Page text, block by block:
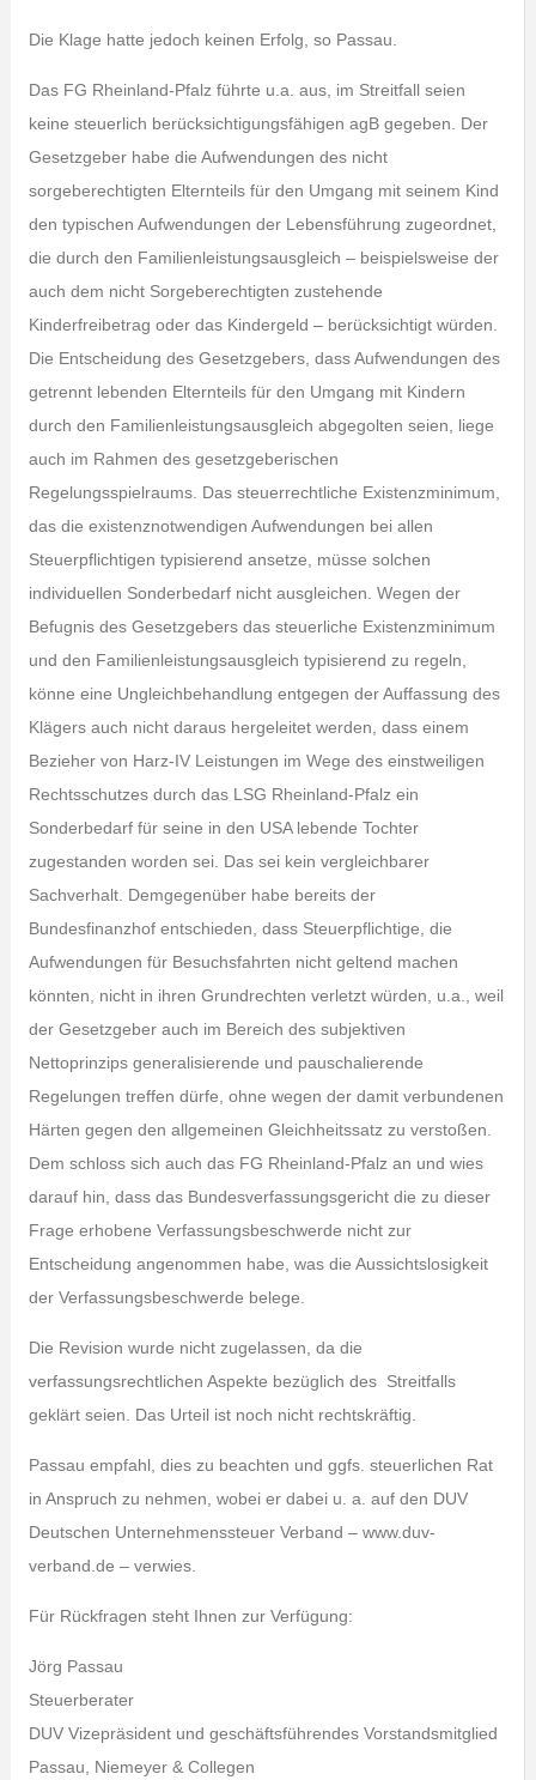
Die Klage hatte jedoch keinen Erfolg, so Passau.
Das FG Rheinland-Pfalz führte u.a. aus, im Streitfall seien
keine steuerlich berücksichtigungsfähigen agB gegeben. Der
Gesetzgeber habe die Aufwendungen des nicht
sorgeberechtigten Elternteils für den Umgang mit seinem Kind
den typischen Aufwendungen der Lebensführung zugeordnet,
die durch den Familienleistungsausgleich – beispielsweise der
auch dem nicht Sorgeberechtigten zustehende
Kinderfreibetrag oder das Kindergeld – berücksichtigt würden.
Die Entscheidung des Gesetzgebers, dass Aufwendungen des
getrennt lebenden Elternteils für den Umgang mit Kindern
durch den Familienleistungsausgleich abgegolten seien, liege
auch im Rahmen des gesetzgeberischen
Regelungsspielraums. Das steuerrechtliche Existenzminimum,
das die existenznotwendigen Aufwendungen bei allen
Steuerpflichtigen typisierend ansetze, müsse solchen
individuellen Sonderbedarf nicht ausgleichen. Wegen der
Befugnis des Gesetzgebers das steuerliche Existenzminimum
und den Familienleistungsausgleich typisierend zu regeln,
könne eine Ungleichbehandlung entgegen der Auffassung des
Klägers auch nicht daraus hergeleitet werden, dass einem
Bezieher von Harz-IV Leistungen im Wege des einstweiligen
Rechtsschutzes durch das LSG Rheinland-Pfalz ein
Sonderbedarf für seine in den USA lebende Tochter
zugestanden worden sei. Das sei kein vergleichbarer
Sachverhalt. Demgegenüber habe bereits der
Bundesfinanzhof entschieden, dass Steuerpflichtige, die
Aufwendungen für Besuchsfahrten nicht geltend machen
könnten, nicht in ihren Grundrechten verletzt würden, u.a., weil
der Gesetzgeber auch im Bereich des subjektiven
Nettoprinzips generalisierende und pauschalierende
Regelungen treffen dürfe, ohne wegen der damit verbundenen
Härten gegen den allgemeinen Gleichheitssatz zu verstoßen.
Dem schloss sich auch das FG Rheinland-Pfalz an und wies
darauf hin, dass das Bundesverfassungsgericht die zu dieser
Frage erhobene Verfassungsbeschwerde nicht zur
Entscheidung angenommen habe, was die Aussichtslosigkeit
der Verfassungsbeschwerde belege.
Die Revision wurde nicht zugelassen, da die
verfassungsrechtlichen Aspekte bezüglich des Streitfalls
geklärt seien. Das Urteil ist noch nicht rechtskräftig.
Passau empfahl, dies zu beachten und ggfs. steuerlichen Rat
in Anspruch zu nehmen, wobei er dabei u. a. auf den DUV
Deutschen Unternehmenssteuer Verband – www.duv-
verband.de – verwies.
Für Rückfragen steht Ihnen zur Verfügung:
Jörg Passau
Steuerberater
DUV Vizepräsident und geschäftsführendes Vorstandsmitglied
Passau, Niemeyer & Collegen